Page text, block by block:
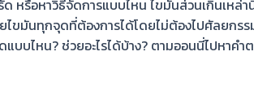
หรือหาวิธีจัดการแบบไหน ไขมันส่วนเกินเหล่
ขมันทุกจุดที่ต้องการได้โดยไม่ต้องไปศัลยกร
แบบไหน? ช่วยอะไรได้บ้าง? ตามออนนี่ไปหาค